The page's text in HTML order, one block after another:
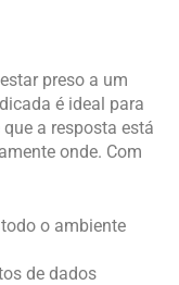
preso a um
é ideal para
a resposta está
onde. Com
o ambiente
de dados